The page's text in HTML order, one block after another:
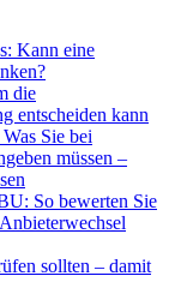
Kann eine
die
entscheiden kann
Sie bei
müssen –
So bewerten Sie
sollten – damit